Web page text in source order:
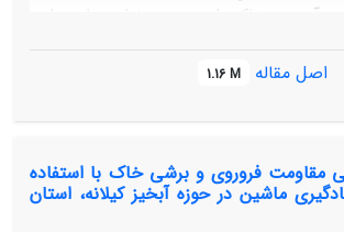
آب و خاک اهمیت ویژه‌ای دارد. این
رقومی هدایت هیدرولیکی اشباع
از رویکردهای یادگیری ماشین در
سه الگوریتم یادگیری ماشین شامل: درخت
(RF) و مدل نزدیکترین -k همسایگی (k-NN) با بهره‌گیری از
محیطی از مدل رقومی ارتفاع و تصاویر
اصل مقاله 1.16 M
مقاومت فروروی و برشی خاک با استفاده
ماشین در حوزه آبخیز کیلانه، استان